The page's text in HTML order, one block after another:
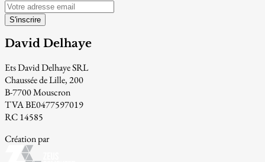
S'inscrire
David Delhaye
Ets David Delhaye SRL
Chaussée de Lille, 200
B-7700 Mouscron
TVA BE0477597019
RC 14585
Création par